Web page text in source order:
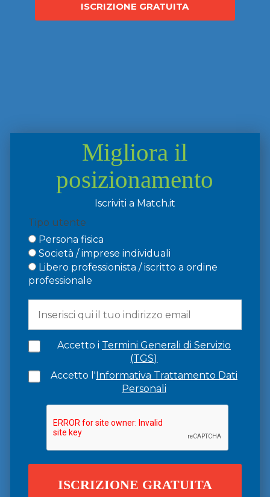
ISCRIZIONE GRATUITA
Migliora il
posizionamento
Iscriviti a Match.it
Tipo utente
Persona fisica
Società / imprese individuali
Libero professionista / iscritto a ordine
professionale
Accetto i Termini Generali di Servizio
(TGS)
Accetto l'Informativa Trattamento Dati
Personali